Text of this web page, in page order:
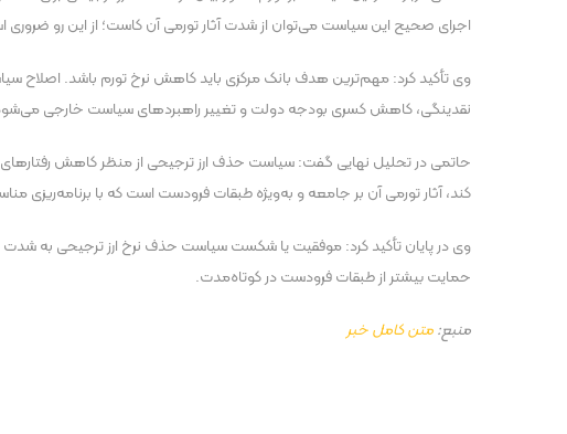
اجرای صحیح این سیاست می‌توان از شدت آثار تورمی آن کاست؛ از این رو ضروری
وی تأکید کرد: مهم‌ترین هدف بانک مرکزی باید کاهش نرخ تورم باشد. اصلاح
نقدینگی، کاهش کسری بودجه دولت و تغییر راهبرد‌های سیاست خارجی
حاتمی در تحلیل نهایی گفت: سیاست حذف ارز ترجیحی از منظر کاهش
کند، آثار تورمی آن بر جامعه و به‌ویژه طبقات فرودست است که با برنامه‌ریزی
وی در پایان تأکید کرد: موفقیت یا شکست سیاست حذف نرخ ارز ترجیحی به شدت
حمایت بیشتر از طبقات فرودست در کوتاه‌مدت.
منبع:متن کامل خبر